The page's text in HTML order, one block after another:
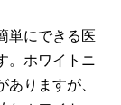
単にできる医
。ホワイトニ
りますが、